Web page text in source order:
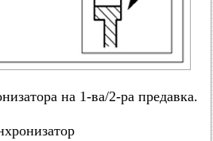
на 1-ва/2-ра предавка.